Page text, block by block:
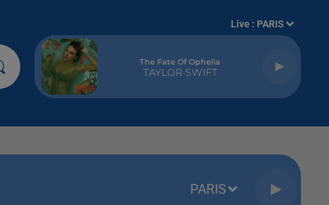
Live : PARIS
The Fate Of Ophelia
TAYLOR SWIFT
PARIS